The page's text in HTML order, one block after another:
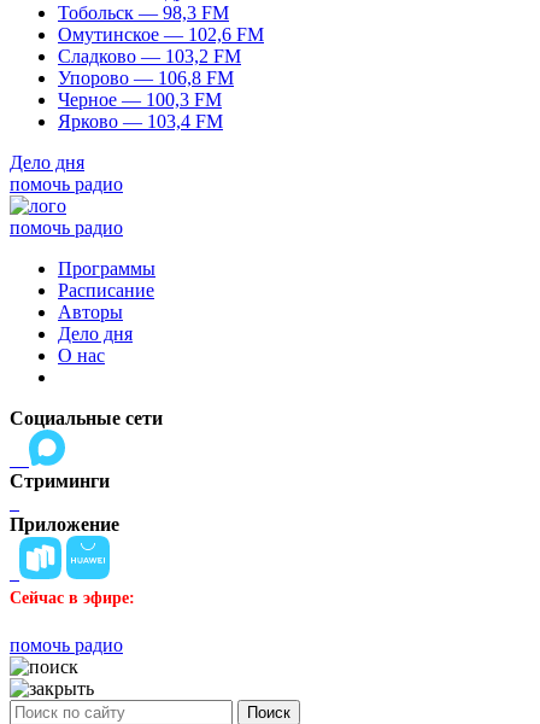
Тобольск — 98,3 FM
Омутинское — 102,6 FM
Сладково — 103,2 FM
Упорово — 106,8 FM
Черное — 100,3 FM
Ярково — 103,4 FM
Дело дня
помочь радио
помочь радио
Программы
Расписание
Авторы
Дело дня
О нас
Социальные сети
Стриминги
Приложение
Сейчас в эфире:
помочь радио
Поиск